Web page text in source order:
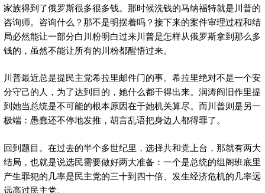
家族得到了俄罗斯很多很多钱。那时候洗钱的马纳福特就是川普的
咨询师。咨询什么？那不是明摆着吗？接下来的案件审理过程和结
局必然能让一部分白川粉明白过来川普是怎样从俄罗斯拿到那么多
钱的，虽然不能让所有的川粉都醒悟过来。
川普最近总是提民主党希拉里邮件门的事。希拉里绝对不是一个安
分守己的人，为了达到目的，她什么都干得出来。润涛阎旧作里提
到她当总统是不可能的根本原因在于她机关算尽。而川普则是另一
极端：愚蠢还不停地发推，胡言乱语把身边人都得罪了。
回到题目。在过去的半个多世纪里，选择共和党上台，那就有两大
结局，也就是说选民需要做好两大准备：一个是总统的组阁班底里
产生罪犯的几率是民主党的三十到四十倍、发生经济危机的几率远
远高过民主党。